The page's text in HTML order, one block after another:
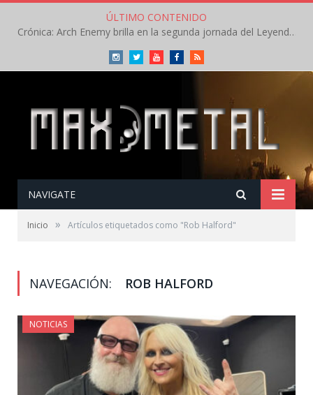
ÚLTIMO CONTENIDO
Crónica: Arch Enemy brilla en la segunda jornada del Leyendas del Rock – Jueves – Agosto 2026
InstagramTwitterYoutubeFacebookRSS
NAVIGATE
Inicio » Artículos etiquetados como "Rob Halford"
NAVEGACIÓN: ROB HALFORD
NOTICIAS